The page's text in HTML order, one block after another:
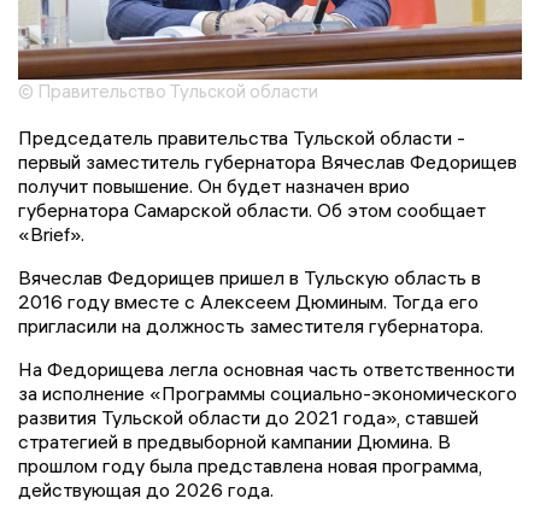
© Правительство Тульской области
Председатель правительства Тульской области -
первый заместитель губернатора Вячеслав Федорищев
получит повышение. Он будет назначен врио
губернатора Самарской области. Об этом сообщает
«Brief».
Вячеслав Федорищев пришел в Тульскую область в
2016 году вместе с Алексеем Дюминым. Тогда его
пригласили на должность заместителя губернатора.
На Федорищева легла основная часть ответственности
за исполнение «Программы социально-экономического
развития Тульской области до 2021 года», ставшей
стратегией в предвыборной кампании Дюмина. В
прошлом году была представлена новая программа,
действующая до 2026 года.